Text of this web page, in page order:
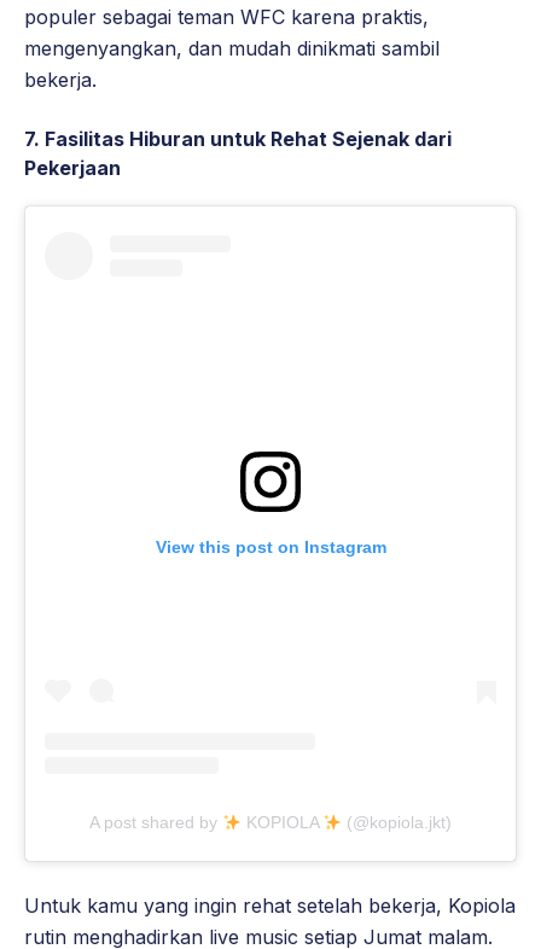
populer sebagai teman WFC karena praktis,
mengenyangkan, dan mudah dinikmati sambil
bekerja.
7. Fasilitas Hiburan untuk Rehat Sejenak dari
Pekerjaan
View this post on Instagram
A post shared by KOPIOLA (@kopiola.jkt)
Untuk kamu yang ingin rehat setelah bekerja, Kopiola
rutin menghadirkan live music setiap Jumat malam.